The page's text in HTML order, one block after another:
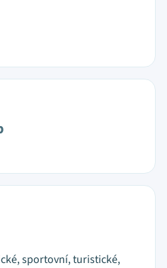
sportovní, turistické,